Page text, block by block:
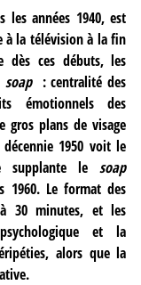
les années 1940, est
à la télévision à la fin
dès ces débuts, les
soap : centralité des
émotionnels des
gros plans de visage
1950 voit le
supplante lesoap
1960. Le format des
à 30 minutes, et les
et la
alors que la